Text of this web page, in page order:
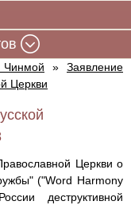
»
Заявление
Церкви
Церкви о
("Word Harmony
деструктивной